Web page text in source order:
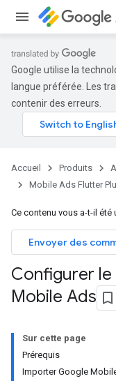
Google utilise la
langue préférée. Les
contenir des erreurs.
Accueil Produits
Mobile Ads Flutter
Ce contenu vous a-t-il été
Envoyer des
Configurer
Mobile Ads
Sur cette page
Prérequis
Importer Google